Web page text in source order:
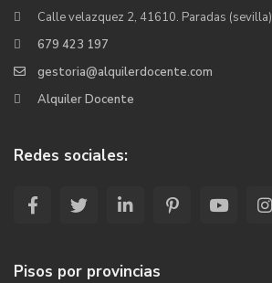
Calle velazquez 2, 41610. Paradas (sevilla)
679 423 197
gestoria@alquilerdocente.com
Alquiler Docente
Redes sociales:
Pisos por provincias